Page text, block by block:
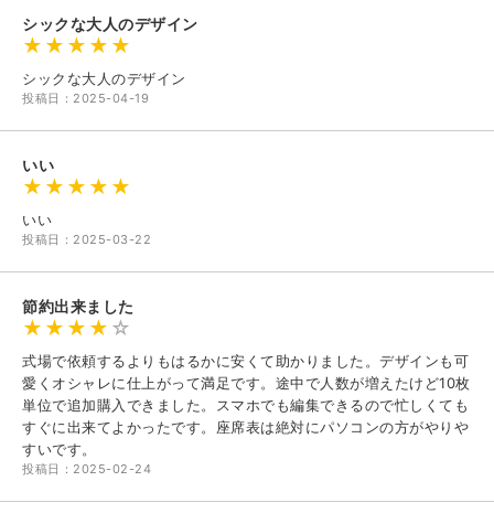
シックな大人のデザイン
シックな大人のデザイン
投稿日：2025-04-19
いい
いい
投稿日：2025-03-22
節約出来ました
式場で依頼するよりもはるかに安くて助かりました。デザインも可
愛くオシャレに仕上がって満足です。途中で人数が増えたけど10枚
単位で追加購入できました。スマホでも編集できるので忙しくても
すぐに出来てよかったです。座席表は絶対にパソコンの方がやりや
すいです。
投稿日：2025-02-24